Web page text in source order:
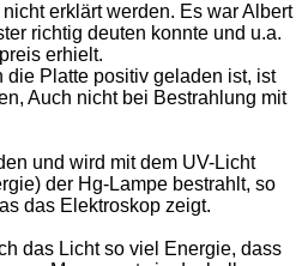
erklärt werden. Es war Albert
richtig deuten konnte und u.a.
erhielt.
die Platte positiv geladen ist, ist
Auch nicht bei Bestrahlung mit
und wird mit dem UV-Licht
der Hg-Lampe bestrahlt, so
das Elektroskop zeigt.
das Licht so viel Energie, dass